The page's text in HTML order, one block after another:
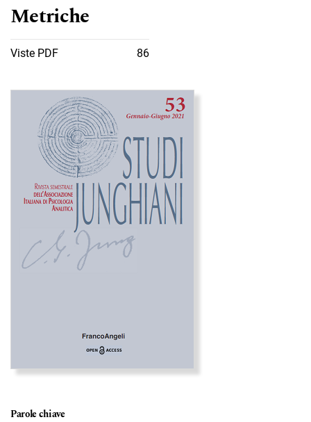
Metriche
Viste PDF 86
Immagine di copertina
Parole chiave